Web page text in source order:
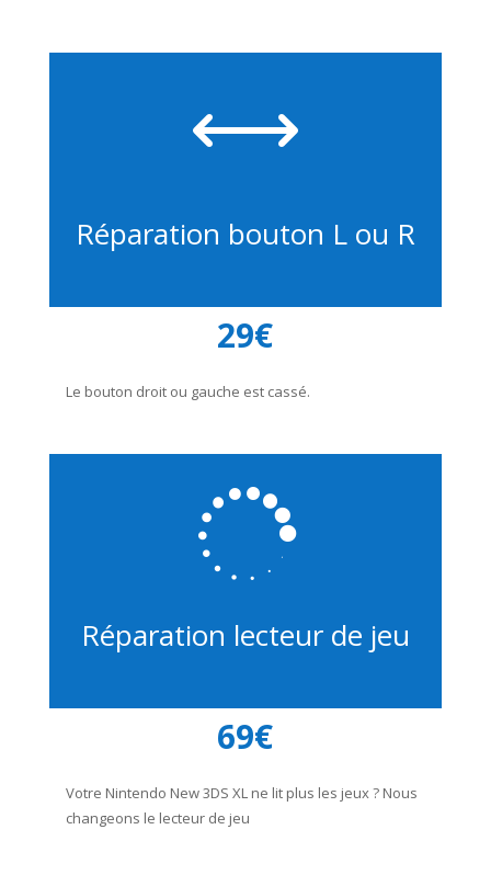
,
Réparation bouton L ou R
29€
Le bouton droit ou gauche est cassé.

Réparation lecteur de jeu
69€
Votre Nintendo New 3DS XL ne lit plus les jeux ? Nous
changeons le lecteur de jeu